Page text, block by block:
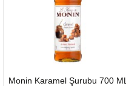
GÖNDERİ
Monin Karamel Şurubu 700 ML